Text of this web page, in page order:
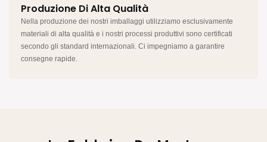
Produzione Di Alta Qualità
Nella produzione dei nostri imballaggi utilizziamo esclusivamente
materiali di alta qualità e i nostri processi produttivi sono certificati
secondo gli standard internazionali. Ci impegniamo a garantire
consegne rapide.